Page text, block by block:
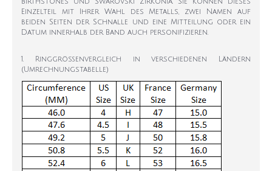
Birthstones und Swarovski Zirkonia. Sie können dieses
Einzelteil mit Ihrer Wahl des Metalls, zwei Namen auf
beiden Seiten der Schnalle und eine Mitteilung oder ein
Datum innerhalb der Band auch personifizieren.
1. Ringgrößenvergleich in verschiedenen Ländern
(Umrechnungstabelle)